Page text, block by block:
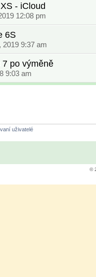
- iCloud
12:08 pm
6S
2019 9:37 am
po výměně
9:03 am
uživatelé
©